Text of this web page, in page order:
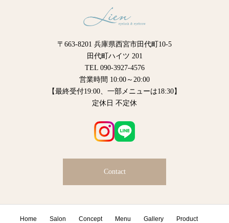
〒663-8201 兵庫県西宮市田代町10-5
田代町ハイツ 201
TEL 090-3927-4576
営業時間 10:00～20:00
【最終受付19:00、一部メニューは18:30】
定休日 不定休
Contact
Home Salon Concept Menu Gallery Product